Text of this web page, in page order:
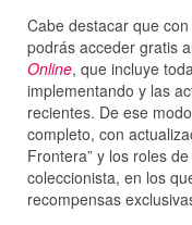
Cabe destacar que con
podrás acceder gratis
Online, que incluye
implementando y las
recientes. De ese
completo, con
Frontera” y los roles
coleccionista, en los
recompensas